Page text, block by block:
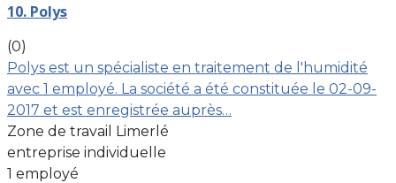
10. Polys
(0)
Polys est un spécialiste en traitement de l'humidité
avec 1 employé. La société a été constituée le 02-09-
2017 et est enregistrée auprès…
Zone de travail Limerlé
entreprise individuelle
1 employé